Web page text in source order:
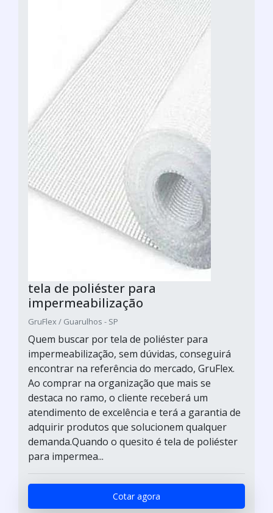
tela de poliéster para
impermeabilização
GruFlex / Guarulhos - SP
Quem buscar por tela de poliéster para
impermeabilização, sem dúvidas, conseguirá
encontrar na referência do mercado, GruFlex.
Ao comprar na organização que mais se
destaca no ramo, o cliente receberá um
atendimento de excelência e terá a garantia de
adquirir produtos que solucionem qualquer
demanda.Quando o quesito é tela de poliéster
para impermea...
Cotar agora